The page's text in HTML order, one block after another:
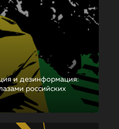
и дезинформация:
российских